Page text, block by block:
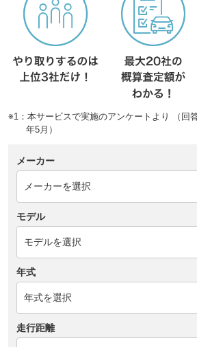
※1：本サービスで実施のアンケートより （回
年5月）
メーカー
モデル
年式
走行距離